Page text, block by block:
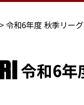
>令和6年度 秋季リー
令和6年